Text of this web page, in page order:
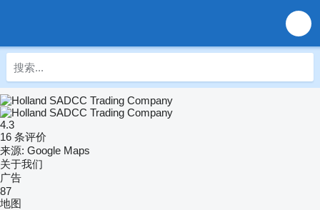
4.3
16 条评价
来源: Google Maps
关于我们
广告
87
地图